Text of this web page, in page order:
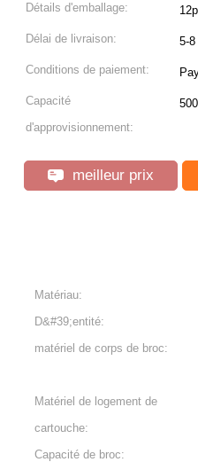
Détails d'emballage:
Délai de livraison: 5-8
Conditions de paiement:
Capacité
d'approvisionnement:
meilleur prix
Matériau:
D&#39;entité:
matériel de corps de broc:
Matériel de logement de
cartouche:
Capacité de broc: